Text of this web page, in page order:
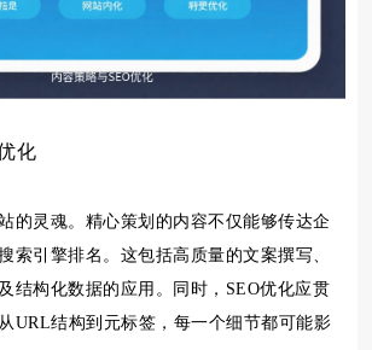
化
的灵魂。精心策划的内容不仅能够传达企
索引擎排名。这包括高质量的文案撰写、
结构化数据的应用。同时，SEO优化应贯
URL结构到元标签，每一个细节都可能影